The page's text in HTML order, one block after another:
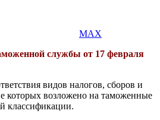
MAX
службы от 17 февраля
видов налогов, сборов и
которых возложено на таможенные
классификации.